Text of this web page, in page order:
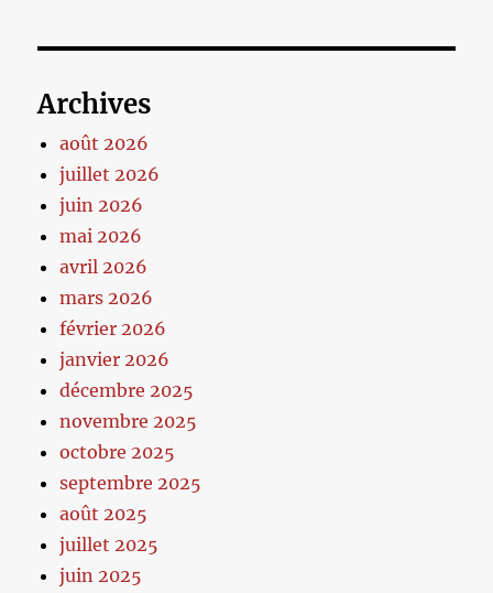
Archives
août 2026
juillet 2026
juin 2026
mai 2026
avril 2026
mars 2026
février 2026
janvier 2026
décembre 2025
novembre 2025
octobre 2025
septembre 2025
août 2025
juillet 2025
juin 2025